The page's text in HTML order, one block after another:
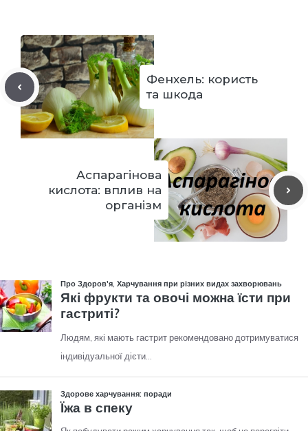
Фенхель: користь
та шкода
Аспарагінова
кислота: вплив на
організм